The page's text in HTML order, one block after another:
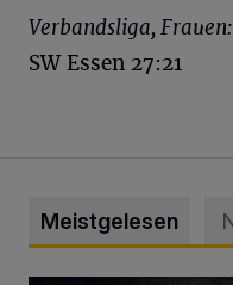
Verbandsliga, Frauen:
SW Essen 27:21
Meistgelesen